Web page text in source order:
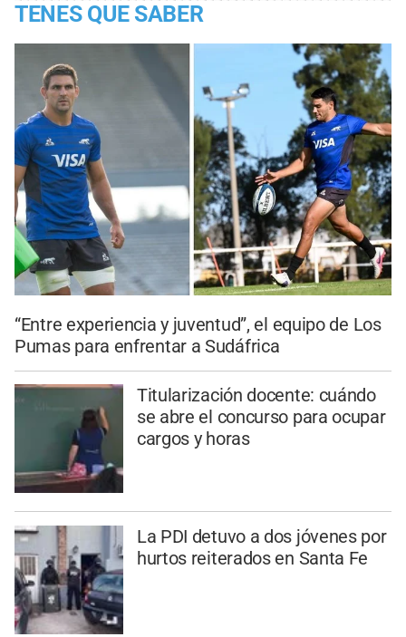
TENES QUE SABER
“Entre experiencia y juventud”, el equipo de Los
Pumas para enfrentar a Sudáfrica
Titularización docente: cuándo
se abre el concurso para ocupar
cargos y horas
La PDI detuvo a dos jóvenes por
hurtos reiterados en Santa Fe